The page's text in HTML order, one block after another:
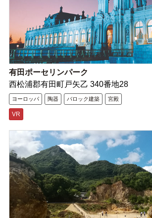
有田ポーセリンパーク
西松浦郡有田町戸矢乙 340番地28
ヨーロッパ 陶器 バロック建築 宮殿
VR